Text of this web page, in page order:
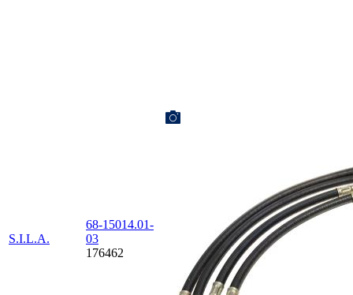
S.I.L.A.
68-15014.01-
03
176462